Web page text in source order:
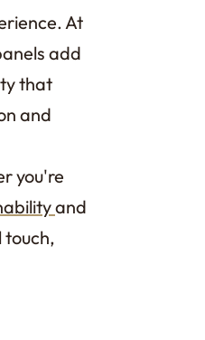
At
add
that
and
you're
and
touch,